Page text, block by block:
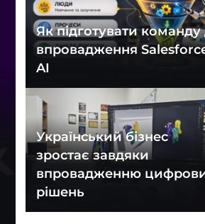
Як підготувати команду
впровадження
AI
Український бізнес
зростає завдяки
впровадженню
рішень